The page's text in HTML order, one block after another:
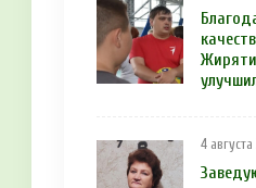
4 августа